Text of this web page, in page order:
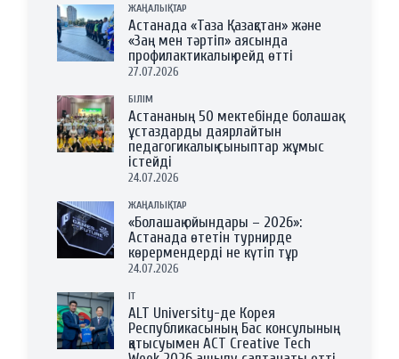
ЖАҢАЛЫҚТАР
Астанада «Таза Қазақстан» және
«Заң мен тәртіп» аясында
профилактикалық рейд өтті
27.07.2026
БІЛІМ
Астананың 50 мектебінде болашақ
ұстаздарды даярлайтын
педагогикалық сыныптар жұмыс
істейді
24.07.2026
ЖАҢАЛЫҚТАР
«Болашақ ойындары – 2026»:
Астанада өтетін турнирде
көрермендерді не күтіп тұр
24.07.2026
IT
ALT University-де Корея
Республикасының Бас консулының
қатысуымен ACT Creative Tech